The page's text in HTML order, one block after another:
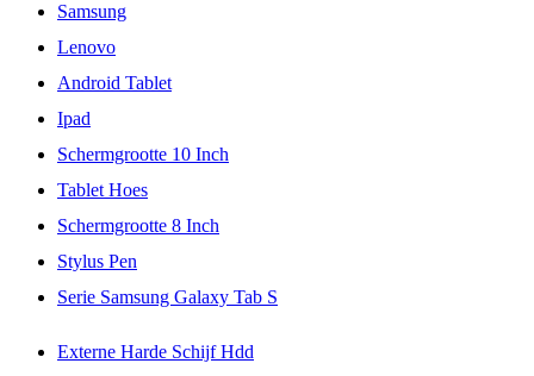
Samsung
Lenovo
Android Tablet
Ipad
Schermgrootte 10 Inch
Tablet Hoes
Schermgrootte 8 Inch
Stylus Pen
Serie Samsung Galaxy Tab S
Externe Harde Schijf Hdd